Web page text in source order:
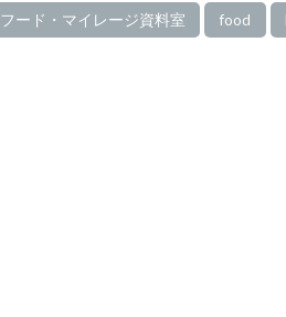
フード・マイレージ資料室 food